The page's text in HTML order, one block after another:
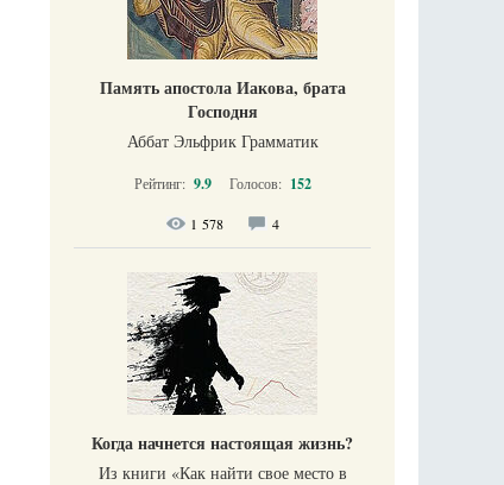
Память апостола Иакова, брата
Господня
Аббат Эльфрик Грамматик
Рейтинг: 9.9 Голосов: 152
1 578 4
Когда начнется настоящая жизнь?
Из книги «Как найти свое место в